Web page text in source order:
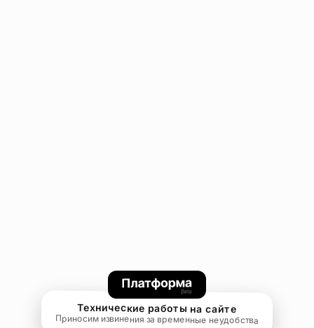
Технические работы на сайте
Приносим извинения за временные неудобства